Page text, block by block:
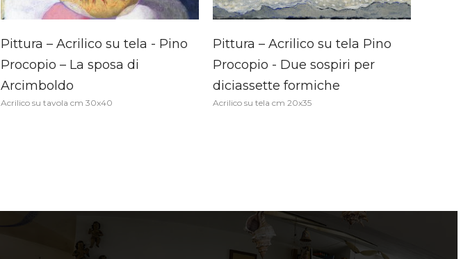
Pittura – Acrilico su tela - Pino
Procopio – La sposa di
Arcimboldo
Acrilico su tavola cm 30x40
Pittura – Acrilico su tela Pino
Procopio - Due sospiri per
diciassette formiche
Acrilico su tela cm 20x35